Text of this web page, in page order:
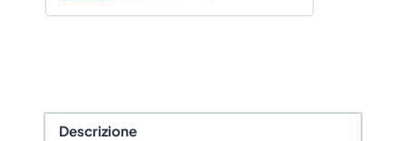
Descrizione